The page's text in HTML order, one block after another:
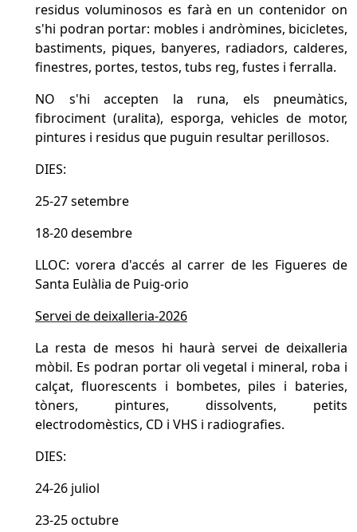
residus voluminosos es farà en un contenidor on
s'hi podran portar: mobles i andròmines, bicicletes,
bastiments, piques, banyeres, radiadors, calderes,
finestres, portes, testos, tubs reg, fustes i ferralla.
NO s'hi accepten la runa, els pneumàtics,
fibrociment (uralita), esporga, vehicles de motor,
pintures i residus que puguin resultar perillosos.
DIES:
25-27 setembre
18-20 desembre
LLOC: vorera d'accés al carrer de les Figueres de
Santa Eulàlia de Puig-orio
Servei de deixalleria-2026
La resta de mesos hi haurà servei de deixalleria
mòbil. Es podran portar oli vegetal i mineral, roba i
calçat, fluorescents i bombetes, piles i bateries,
tòners, pintures, dissolvents, petits
electrodomèstics, CD i VHS i radiografies.
DIES:
24-26 juliol
23-25 octubre